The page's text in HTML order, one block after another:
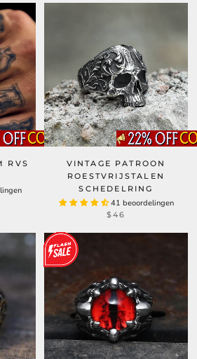
RVS
VINTAGE PATROON
ROESTVRIJSTALEN
SCHEDELRING
41 beoordelingen
$46